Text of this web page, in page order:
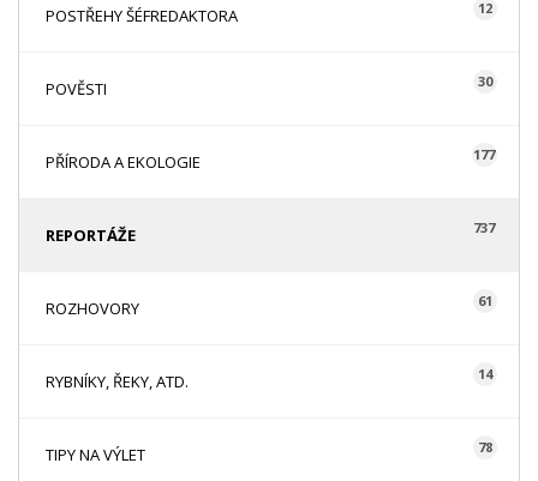
POSTŘEHY ŠÉFREDAKTORA 12
POVĚSTI 30
PŘÍRODA A EKOLOGIE 177
REPORTÁŽE 737
ROZHOVORY 61
RYBNÍKY, ŘEKY, ATD. 14
TIPY NA VÝLET 78